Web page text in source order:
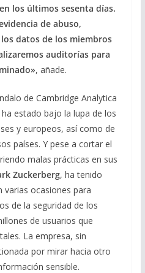
los últimos sesenta días.
de abuso,
datos de los miembros
auditorías para
, añade.
de Cambridge Analytica
estado bajo la lupa de los
y europeos, así como de
países. Y pese a cortar el
malas prácticas en sus
Zuckerberg, ha tenido
varias ocasiones para
de la seguridad de los
de usuarios que
La empresa, sin
por mirar hacia otro
sensible.